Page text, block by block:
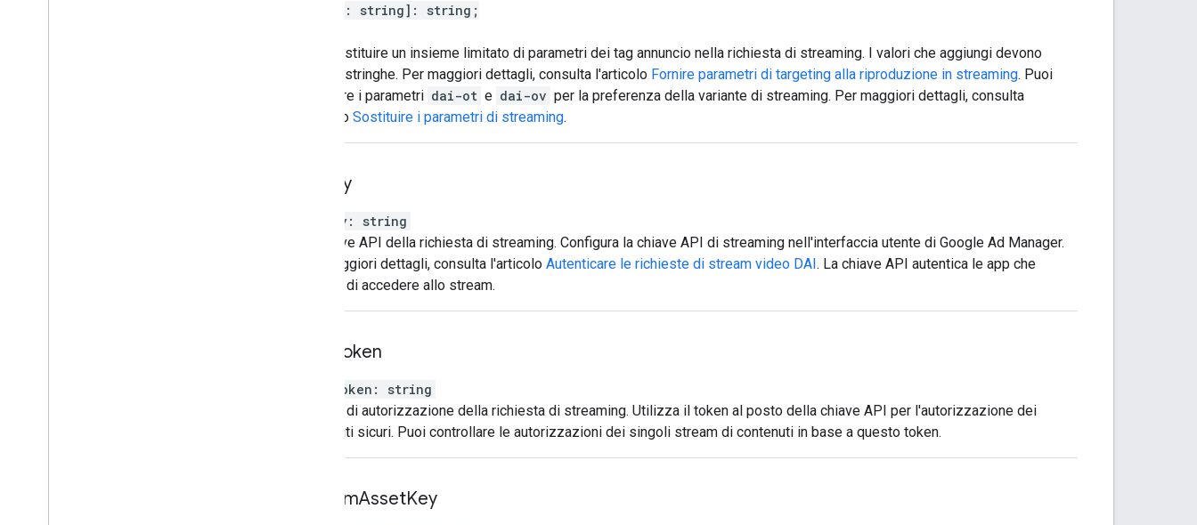
: string] : string ;
Puoi sostituire un insieme limitato di parametri dei tag annuncio nella richiesta di streaming. I valori che aggiungi devono
essere stringhe. Per maggiori dettagli, consulta l'articolo Fornire parametri di targeting alla riproduzione in streaming. Puoi
utilizzare i parametri dai-ot e dai-ov per la preferenza della variante di streaming. Per maggiori dettagli, consulta
l'articolo Sostituire i parametri di streaming.
Key
apiKey:
string
La chiave API della richiesta di streaming. Configura la chiave API di streaming nell'interfaccia utente di Google Ad Manager.
Per maggiori dettagli, consulta l'articolo Autenticare le richieste di stream video DAI. La chiave API autentica le app che
tentano di accedere allo stream.
Token
authToken :
string
Il token di autorizzazione della richiesta di streaming. Utilizza il token al posto della chiave API per l'autorizzazione dei
contenuti sicuri. Puoi controllare le autorizzazioni dei singoli stream di contenuti in base a questo token.
customAssetKey